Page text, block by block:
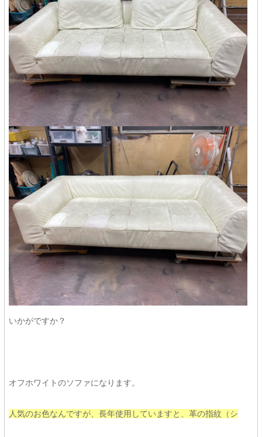
いかがですか？
オフホワイトのソファになります。
人気のお色なんですが、長年使用していますと、革の指紋（シ